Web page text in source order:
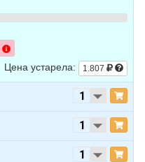
Цена устарела: 1.807